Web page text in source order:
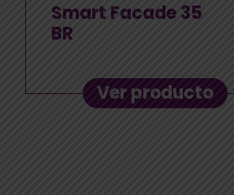
Smart Facade 35
BR
Ver producto